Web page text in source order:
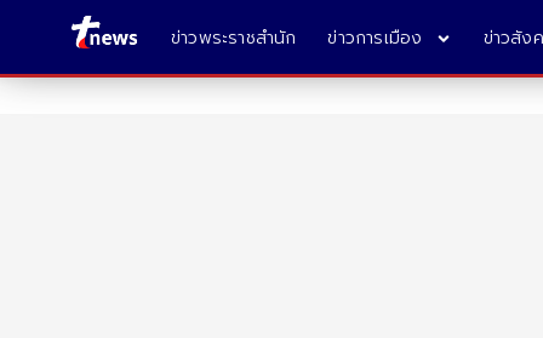
ข่าวพระราชสำนัก ข่าวการเมือง ข่าวสัง